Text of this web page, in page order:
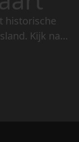
historische
Kijk naar